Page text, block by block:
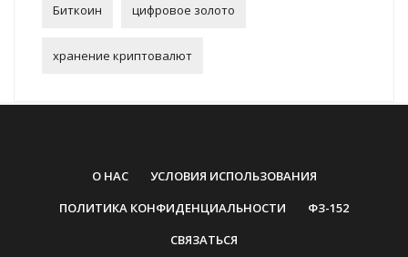
Биткоин цифровое золото
хранение криптовалют
О НАС
УСЛОВИЯ ИСПОЛЬЗОВАНИЯ
ПОЛИТИКА КОНФИДЕНЦИАЛЬНОСТИ
ФЗ-152
СВЯЗАТЬСЯ